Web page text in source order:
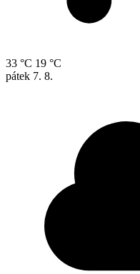
33 °C 19 °C
pátek 7. 8.